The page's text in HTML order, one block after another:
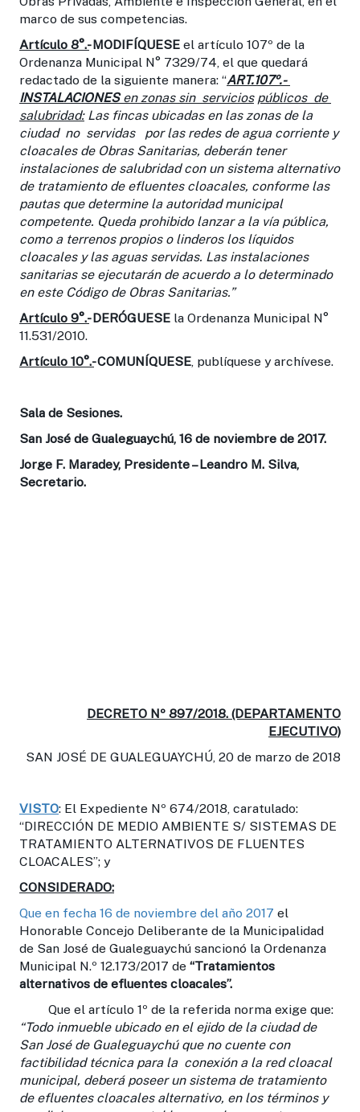
marco de sus competencias.
Artículo 8°.-MODIFÍQUESE el artículo 107º de la
Ordenanza Municipal N° 7329/74, el que quedará
redactado de la siguiente manera: “ART.107º.-
INSTALACIONESen zonas sin servicios públicos de
salubridad:Las fincas ubicadas en las zonas de la
ciudad no servidas por las redes de agua corriente y
cloacales de Obras Sanitarias, deberán tener
instalaciones de salubridad con un sistema alternativo
de tratamiento de efluentes cloacales, conforme las
pautas que determine la autoridad municipal
competente. Queda prohibido lanzar a la vía pública,
como a terrenos propios o linderos los líquidos
cloacales y las aguas servidas. Las instalaciones
sanitarias se ejecutarán de acuerdo a lo determinado
en este Código de Obras Sanitarias.”
Artículo 9°.-DERÓGUESE la Ordenanza Municipal N°
11.531/2010.
Artículo 10°.-COMUNÍQUESE , publíquese y archívese.
Sala de Sesiones.
San José de Gualeguaychú, 16 de noviembre de 2017.
Jorge F. Maradey, Presidente – Leandro M. Silva,
Secretario.
DECRETO Nº 897/2018. (DEPARTAMENTO
EJECUTIVO)
SAN JOSÉ DE GUALEGUAYCHÚ, 20 de marzo de 2018
VISTO: El Expediente Nº 674/2018, caratulado:
“DIRECCIÓN DE MEDIO AMBIENTE S/ SISTEMAS DE
TRATAMIENTO ALTERNATIVOS DE FLUENTES
CLOACALES”; y
CONSIDERADO:
Que en fecha 16 de noviembre del año 2017 el
Honorable Concejo Deliberante de la Municipalidad
de San José de Gualeguaychú sancionó la Ordenanza
Municipal N.º 12.173/2017 de “Tratamientos
alternativos de efluentes cloacales”.
Que el artículo 1º de la referida norma exige que:
“Todo inmueble ubicado en el ejido de la ciudad de
San José de Gualeguaychú que no cuente con
factibilidad técnica para la conexión a la red cloacal
municipal, deberá poseer un sistema de tratamiento
de efluentes cloacales alternativo, en los términos y